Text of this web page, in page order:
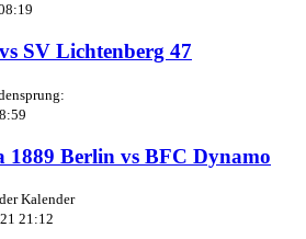
SV Lichtenberg 47
1889 Berlin vs BFC Dynamo
Kalender
21:12